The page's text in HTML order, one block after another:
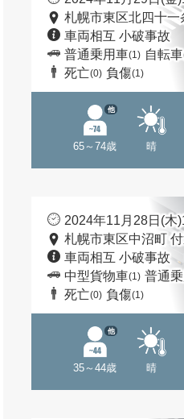
札幌市東区北四十
車両相互 小破事故
普通乗用車(1) 自転車
死亡(0) 負傷(1)
65～74歳
他
晴
2024年11月28日(木
札幌市東区中沼町
車両相互 小破事故
中型貨物車(1) 普通
死亡(0) 負傷(1)
35～44歳
他
晴